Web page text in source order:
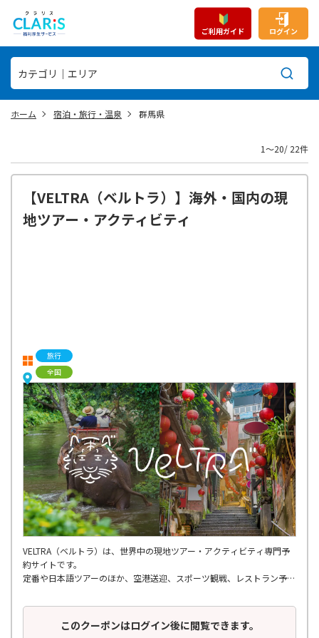
ご利用ガイド ログイン
ホーム 宿泊・旅行・温泉 群馬県
1〜20/ 22件
【VELTRA（ベルトラ）】海外・国内の現
地ツアー・アクティビティ
旅行
全国
VELTRA（ベルトラ）は、世界中の現地ツアー・アクティビティ専門予
約サイトです。
定番や日本語ツアーのほか、空港送迎、スポーツ観戦、レストラン予
さらには個人では手配しにくいような穴場ツアーまで、多種多様なアク
ティビティが揃っています。
このクーポンはログイン後に閲覧できます。